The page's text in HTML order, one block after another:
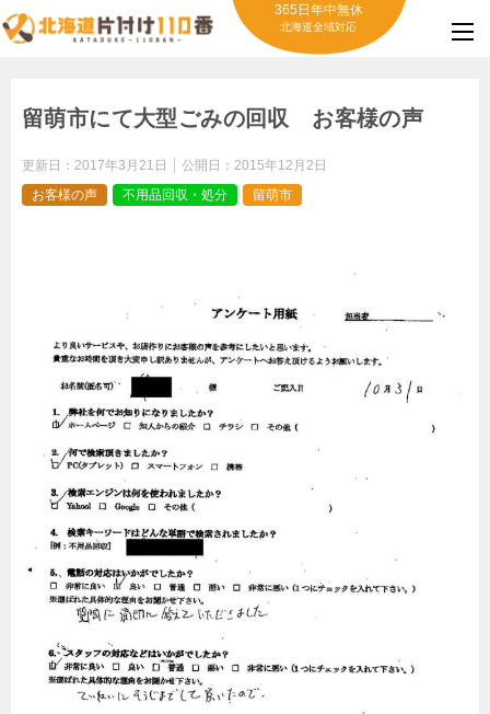
365日年中無休
北海道全域対応
留萌市にて大型ごみの回収 お客様の声
更新日： 2017年3月21日 公開日： 2015年12月2日
お客様の声
不用品回収・処分 留萌市